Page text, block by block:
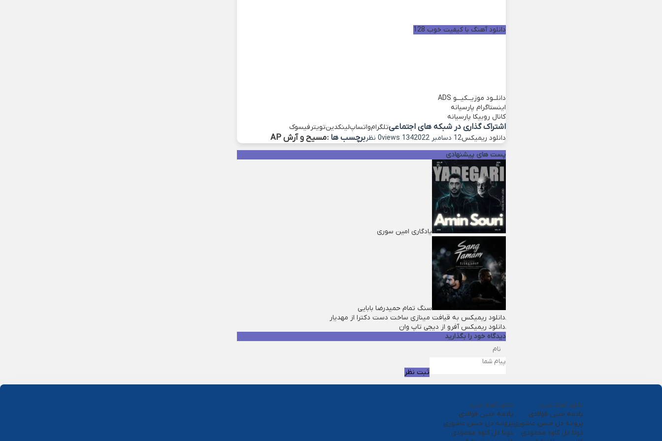
دانلود آهنگ با کیفیت خوب 128
دانلــود موزیــکیـــو ADS
اینستاگرام پارسیانه
کانال روبیکا پارسیانه
اشتراک گذاری در شبکه های اجتماعیتلگرامواتساپلینکدینتویتر فیسوک
دانلود ریمیکس12 دسامبر 2022 134 views 0 نظر برچسب ها :مسیح و آرش AP
پست های پیشنهادی
یادگاری امین سوری
سنگ تمام حمیدرضا بابایی
دانلود ریمیکس به قیافت مینازی ساخت دست دکترا از مهدیار
دانلود ریمیکس آفرو از ديجی تاپ وان
دیدگاه خود را بگذارید
ثبت نظر
دانلود آهنگ جدید
یادمه متین فولادی
پروانه دل حسن عاشوری
دوتا دل کاوه محمودی
دانلود آهنگ جدید
یادمه متین فولادی
پروانه دل حسن عاشوری
دوتا دل کاوه محمودی